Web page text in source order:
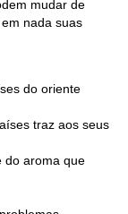
mudar de
nada suas
do oriente
traz aos seus
do aroma que